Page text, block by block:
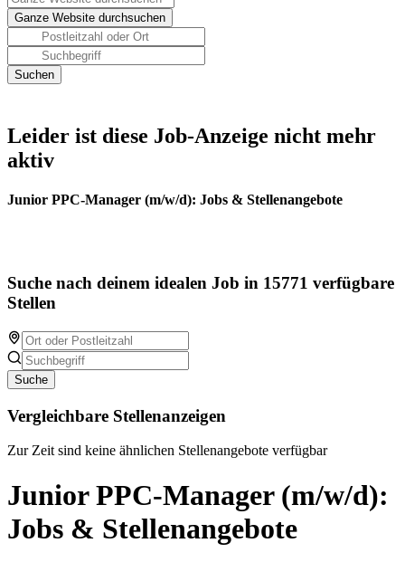
Leider ist diese Job-Anzeige nicht mehr
aktiv
Junior PPC-Manager (m/w/d): Jobs & Stellenangebote
Suche nach deinem idealen Job in 15771 verfügbare
Stellen
Suche
Vergleichbare Stellenanzeigen
Zur Zeit sind keine ähnlichen Stellenangebote verfügbar
Junior PPC-Manager (m/w/d):
Jobs & Stellenangebote